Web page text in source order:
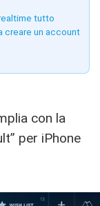
tutto
creare un account
con la
per iPhone